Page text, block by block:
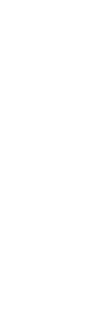
Ferret kits
4- kuused Cane